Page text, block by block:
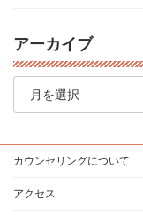
アーカイブ
ア
カウンセリングについて
アクセス